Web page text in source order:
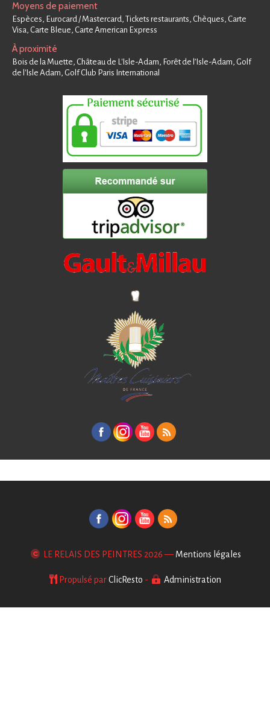
Moyens de paiement
Espèces, Eurocard / Mastercard, Tickets restaurants, Chèques, Carte
Visa, Carte Bleue, Carte American Express
À proximité
Bois de la Muette, Château de L'Isle-Adam, Forêt de l’Isle-Adam, Golf
de l'Isle Adam, Golf Club Paris International
LE RELAIS DES PEINTRES 2026 — Mentions légales
Propulsé parClicResto - Administration